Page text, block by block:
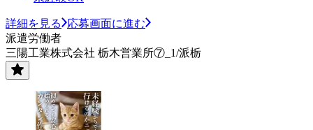
詳細を見る
応募画面に進む
派遣労働者
三陽工業株式会社 栃木営業所⑦_1/派栃